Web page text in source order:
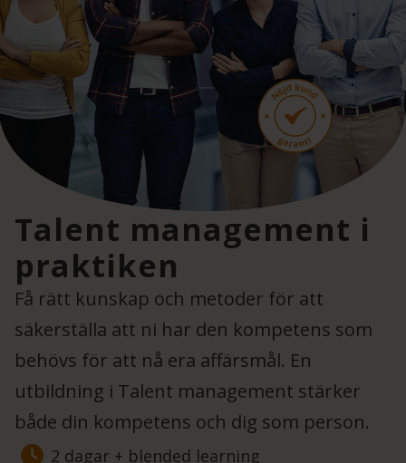
Talent management i
praktiken
Få rätt kunskap och metoder för att
säkerställa att ni har den kompetens som
behövs för att nå era affärsmål. En
utbildning i Talent management stärker
både din kompetens och dig som person.
2 dagar + blended learning